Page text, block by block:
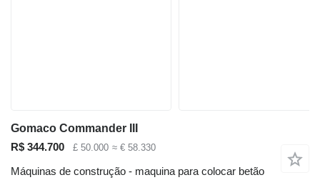
Gomaco Commander III
R$ 344.700
£ 50.000 ≈ € 58.330
Máquinas de construção - maquina para colocar betão